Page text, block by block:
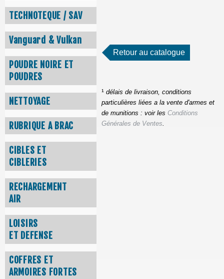
TECHNOTEQUE / SAV
Vanguard & Vulkan
POUDRE NOIRE ET
POUDRES
NETTOYAGE
RUBRIQUE A BRAC
CIBLES ET
CIBLERIES
RECHARGEMENT
AIR
LOISIRS
ET DEFENSE
COFFRES ET
ARMOIRES FORTES
Retour au catalogue
¹ délais de livraison, conditions
particulières liées a la vente d'armes et
de munitions : voir les Conditions
Générales de Ventes.